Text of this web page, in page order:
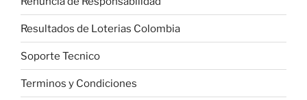
Resultados de Loterias Colombia
Soporte Tecnico
Terminos y Condiciones